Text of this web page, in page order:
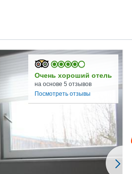
Очень хороший отель
на основе 5 отзывов
Посмотреть отзывы